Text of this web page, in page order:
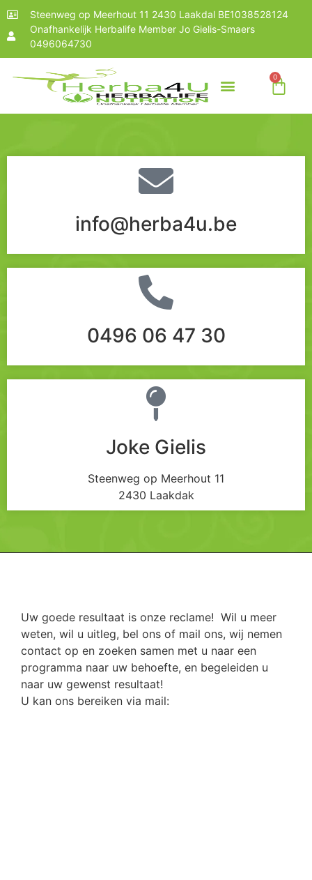
Steenweg op Meerhout 11 2430 Laakdal BE1038528124
Onafhankelijk Herbalife Member Jo Gielis-Smaers
0496064730
0
info@herba4u.be
0496 06 47 30
Joke Gielis
Steenweg op Meerhout 11
2430 Laakdak
Uw goede resultaat is onze reclame! Wil u meer
weten, wil u uitleg, bel ons of mail ons, wij nemen
contact op en zoeken samen met u naar een
programma naar uw behoefte, en begeleiden u
naar uw gewenst resultaat!
U kan ons bereiken via mail: